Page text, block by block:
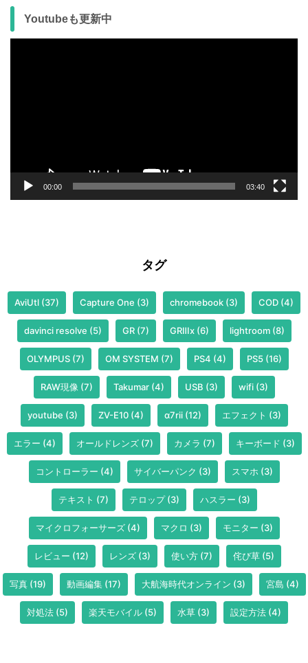
Youtubeも更新中
00:00 03:40
タグ
AviUtl (37) Capture One (3) chromebook (3) COD (4)
davinci resolve (5) GR(7) GRⅢx(6) lightroom(8)
OLYMPUS(7) OM SYSTEM (7) PS4 (4) PS5(16)
RAW現像 (7) Takumar(4) USB (3) wifi(3)
youtube (3) ZV-E10(4) α7rii(12) エフェクト (3)
エラー (4) オールドレンズ(7) カメラ (7) キーボード (3)
コントローラー (4) サイバーパンク (3) スマホ (3)
テキスト (7) テロップ(3) ハスラー (3)
マイクロフォーサーズ(4) マクロ (3) モニター (3)
レビュー (12) レンズ(3) 使い方(7) 侘び草(5)
写真(19) 動画編集(17) 大航海時代オンライン (3) 宮島 (4)
対処法 (5) 楽天モバイル (5) 水草 (3) 設定方法 (4)